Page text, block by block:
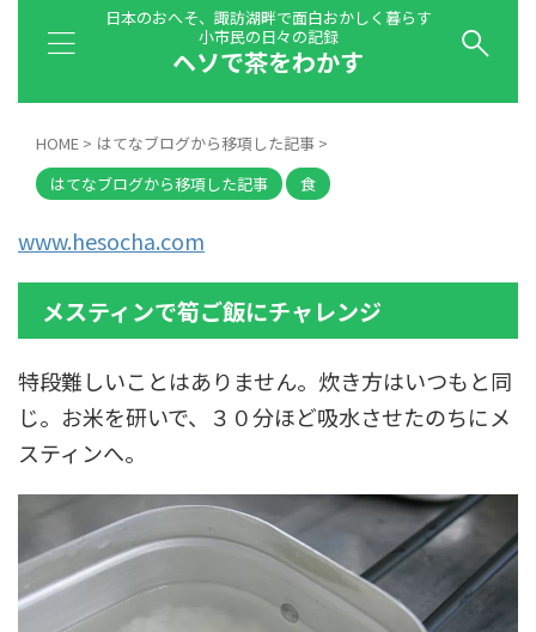
www.hesocha.com
メスティンで筍ご飯にチャレンジ
特段難しいことはありません。炊き方はいつもと同
じ。お米を研いで、３０分ほど吸水させたのちにメ
スティンへ。